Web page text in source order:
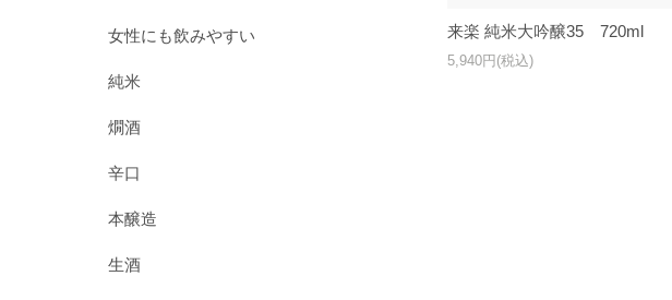
来楽 純米大吟醸35 720ml
5,940円(税込)
女性にも飲みやすい
純米
燗酒
辛口
本醸造
生酒